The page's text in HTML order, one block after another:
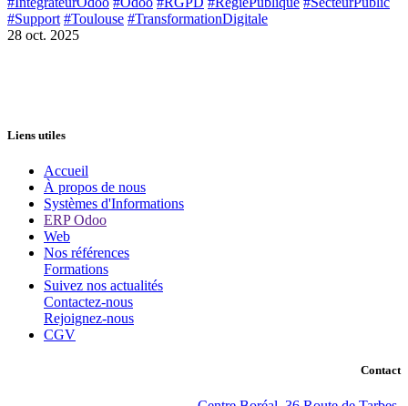
#Support #Toulouse #TransformationDigitale
28 oct. 2025
Liens utiles
Accueil
À propos de nous
Systèmes d'Informations
ERP Odoo
Web
Nos références
Formations
Suivez nos actualités
Contactez-nous
Rejoignez-nous
CGV
Contact